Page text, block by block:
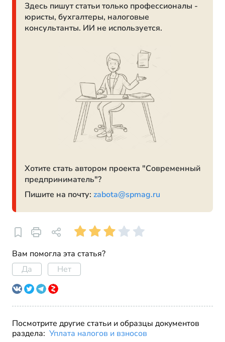
Здесь пишут статьи только профессионалы -
юристы, бухгалтеры, налоговые
консультанты. ИИ не используется.
Хотите стать автором проекта "Современный
предприниматель"?
Пишите на почту: zabota@spmag.ru
Вам помогла эта статья?
Да
Нет
Посмотрите другие статьи и образцы документов
раздела: Уплата налогов и взносов